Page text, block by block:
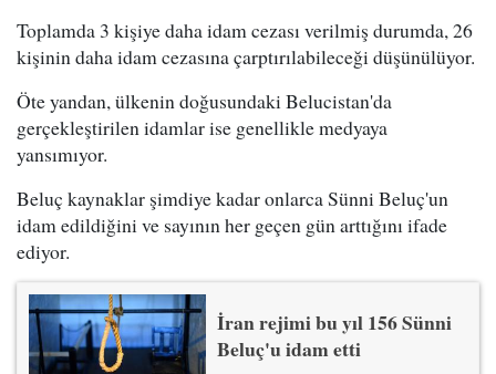
Toplamda 3 kişiye daha idam cezası verilmiş durumda, 26
kişinin daha idam cezasına çarptırılabileceği düşünülüyor.
Öte yandan, ülkenin doğusundaki Belucistan'da
gerçekleştirilen idamlar ise genellikle medyaya
yansımıyor.
Beluç kaynaklar şimdiye kadar onlarca Sünni Beluç'un
idam edildiğini ve sayının her geçen gün arttığını ifade
ediyor.
İran rejimi bu yıl 156 Sünni
Beluç'u idam etti